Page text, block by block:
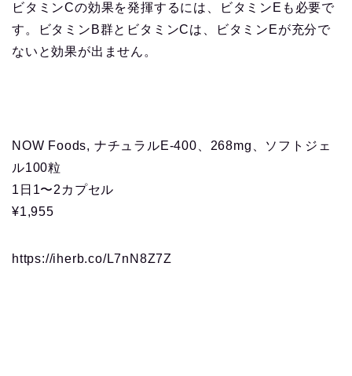
ビタミンCの効果を発揮するには、ビタミンEも必要で
す。ビタミンB群とビタミンCは、ビタミンEが充分で
ないと効果が出ません。
NOW Foods, ナチュラルE-400、268mg、ソフトジェ
ル100粒
1日1〜2カプセル
¥1,955
https://iherb.co/L7nN8Z7Z